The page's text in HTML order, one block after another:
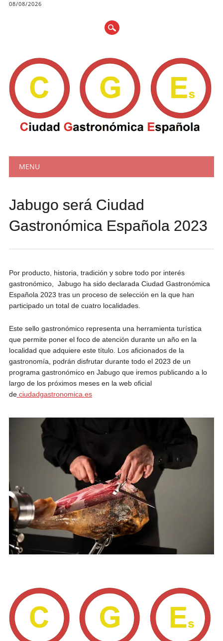
08/08/2026
Main menu
MENU
Jabugo será Ciudad
Gastronómica Española 2023
Por producto, historia, tradición y sobre todo por interés
gastronómico, Jabugo ha sido declarada Ciudad Gastronómica
Española 2023 tras un proceso de selección en la que han
participado un total de cuatro localidades.
Este sello gastronómico representa una herramienta turística
que permite poner el foco de atención durante un año en la
localidad que adquiere este título. Los aficionados de la
gastronomía, podrán disfrutar durante todo el 2023 de un
programa gastronómico en Jabugo que iremos publicando a lo
largo de los próximos meses en la web oficial
deciudadgastronomica.es